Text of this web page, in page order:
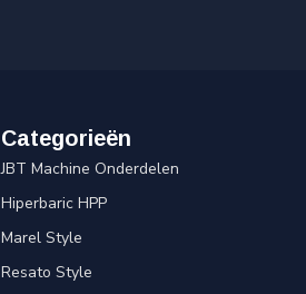
Categorieën
JBT Machine Onderdelen
Hiperbaric HPP
Marel Style
Resato Style